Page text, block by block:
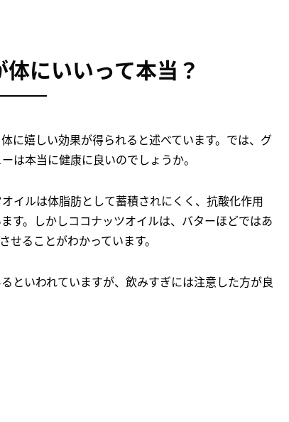
にいいって本当？
に嬉しい効果が得られると述べています。では、グ
は本当に健康に良いのでしょうか。
イルは体脂肪として蓄積されにくく、抗酸化作用
す。しかしココナッツオイルは、バターほどではあ
ることがわかっています。
といわれていますが、飲みすぎには注意した方が良